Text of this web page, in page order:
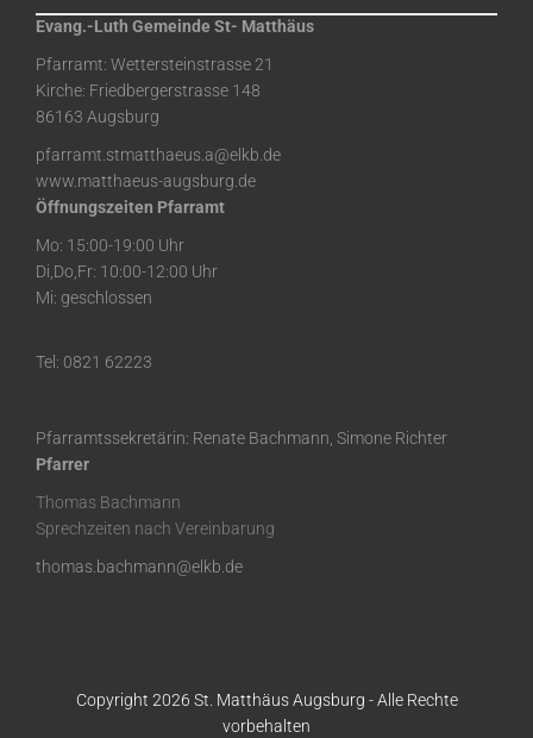
Evang.-Luth Gemeinde St- Matthäus
Pfarramt: Wettersteinstrasse 21
Kirche: Friedbergerstrasse 148
86163 Augsburg
pfarramt.stmatthaeus.a@elkb.de
www.matthaeus-augsburg.de
Öffnungszeiten Pfarramt
Mo: 15:00-19:00 Uhr
Di,Do,Fr: 10:00-12:00 Uhr
Mi: geschlossen
Tel: 0821 62223
Pfarramtssekretärin: Renate Bachmann, Simone Richter
Pfarrer
Thomas Bachmann
Sprechzeiten nach Vereinbarung
thomas.bachmann@elkb.de
Copyright 2026 St. Matthäus Augsburg - Alle Rechte
vorbehalten